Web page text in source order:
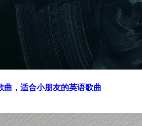
曲，适合小朋友的英语歌曲